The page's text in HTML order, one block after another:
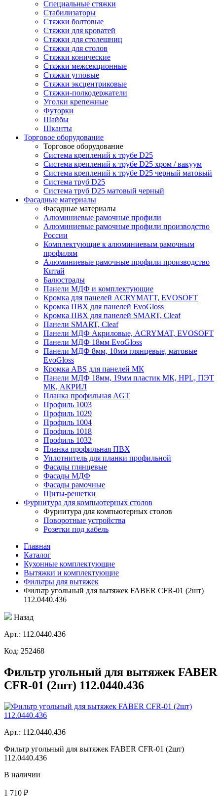
Специальные стяжки
Стабилизаторы
Стяжки болтовые
Стяжки для кроватей
Стяжки для столешниц
Стяжки для столов
Стяжки конические
Стяжки межсекционные
Стяжки угловые
Стяжки эксцентриковые
Стяжки-полкодержатели
Уголки крепежные
Футорки
Шайбы
Шканты
Торговое оборудование
Торговое оборудование
Система креплений к трубе D25
Система креплений к трубе D25 хром / вакуум
Система креплений к трубе D25 черный матовый
Система труб D25
Система труб D25 матовый черный
Фасадные материалы
Фасадные материалы
Алюминиевые рамочные профили
Алюминиевые рамочные профили производство
России
Комплектующие к алюминиевым рамочным
профилям
Алюминиевые рамочные профили производство
Китай
Балюстрады
Панели МДФ и комплектующие
Кромка для панелей ACRYMATT, EVOSOFT
Кромка ПВХ для панелей EvoGloss
Кромка ПВХ для панелей SMART, Cleaf
Панели SMART, Cleaf
Панели МДФ Акриловые, ACRYMAT, EVOSOFT
Панели МДФ 18мм EvoGloss
Панели МДФ 8мм, 10мм глянцевые, матовые
EvoGloss
Кромка ABS для панелей МК
Панели МДФ 18мм, 19мм пластик МК, HPL, ПЭТ
МК, АКРИЛ
Планка профильная AGT
Профиль 1003
Профиль 1029
Профиль 1004
Профиль 1018
Профиль 1032
Планка профильная ПВХ
Уплотнитель для планки профильной
Фасады глянцевые
Фасады МДФ
Фасады рамочные
Щиты-решетки
Фурнитура для компьютерных столов
Фурнитура для компьютерных столов
Поворотные устройства
Розетки под кабель
Главная
Каталог
Кухонные комплектующие
Вытяжки и комплектующие
Фильтры для вытяжек
Фильтр угольный для вытяжек FABER CFR-01 (2шт)
112.0440.436
Назад
Aрт.: 112.0440.436
Код: 252468
Фильтр угольный для вытяжек FABER
CFR-01 (2шт) 112.0440.436
Aрт.: 112.0440.436
Фильтр угольный для вытяжек FABER CFR-01 (2шт)
112.0440.436
В наличии
1 710 ₽